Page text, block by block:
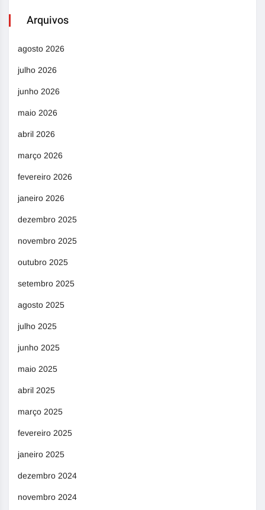
Arquivos
agosto 2026
julho 2026
junho 2026
maio 2026
abril 2026
março 2026
fevereiro 2026
janeiro 2026
dezembro 2025
novembro 2025
outubro 2025
setembro 2025
agosto 2025
julho 2025
junho 2025
maio 2025
abril 2025
março 2025
fevereiro 2025
janeiro 2025
dezembro 2024
novembro 2024